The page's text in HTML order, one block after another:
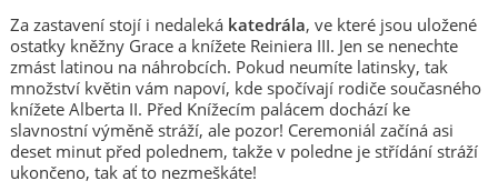
Za zastavení stojí i nedaleká katedrála, ve které jsou uložené
ostatky kněžny Grace a knížete Reiniera III. Jen se nenechte
zmást latinou na náhrobcích. Pokud neumíte latinsky, tak
množství květin vám napoví, kde spočívají rodiče současného
knížete Alberta II. Před Knížecím palácem dochází ke
slavnostní výměně stráží, ale pozor! Ceremoniál začíná asi
deset minut před polednem, takže v poledne je střídání stráží
ukončeno, tak ať to nezmeškáte!